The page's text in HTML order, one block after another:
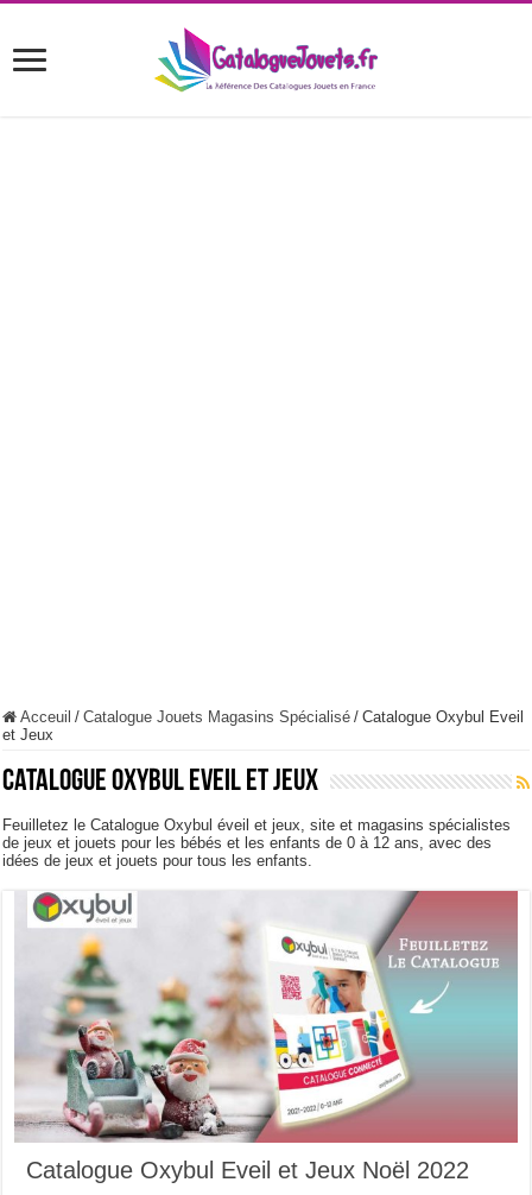
Acceuil / Catalogue Jouets Magasins Spécialisé / Catalogue Oxybul Eveil
et Jeux
Catalogue Oxybul Eveil et Jeux
Feuilletez le Catalogue Oxybul éveil et jeux, site et magasins spécialistes
de jeux et jouets pour les bébés et les enfants de 0 à 12 ans, avec des
idées de jeux et jouets pour tous les enfants.
Catalogue Oxybul Eveil et Jeux Noël 2022